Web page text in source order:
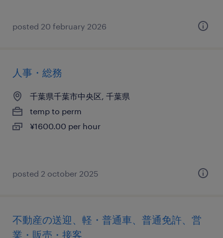
posted 20 february 2026
人事・総務
千葉県千葉市中央区, 千葉県
temp to perm
¥1600.00 per hour
posted 2 october 2025
不動産の送迎、軽・普通車、普通免許、営
業・販売・接客